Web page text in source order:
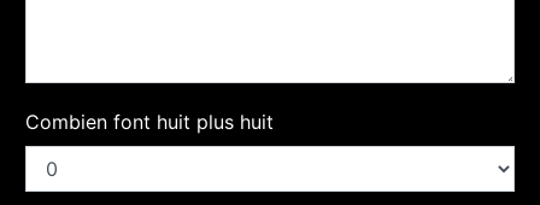
Combien font huit plus huit